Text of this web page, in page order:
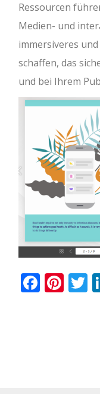
Ressourcen
Medien- und
immersiveres
schaffen, das
und bei Ihrem